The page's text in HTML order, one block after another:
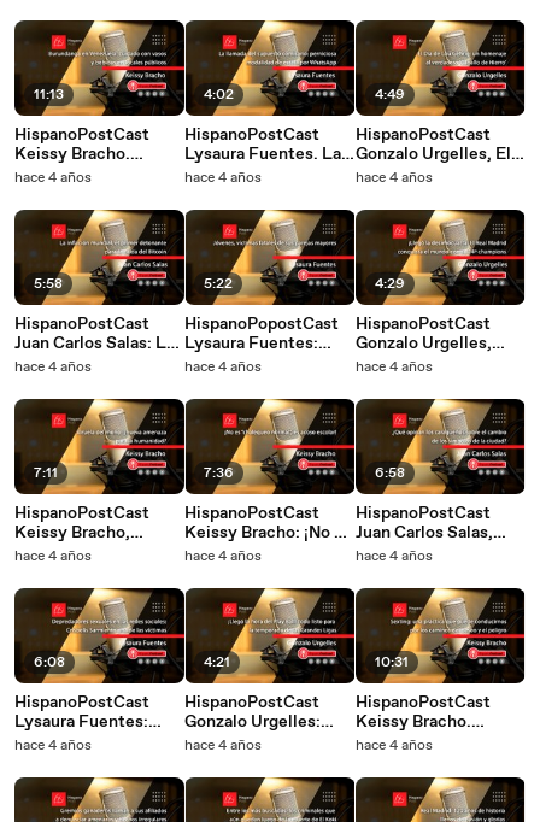
Venezuela
11:13
HispanoPostCast
Keissy Bracho.
Burundanga en
con los vasos y
bebidas el locales
públicos
hace 4 años
5:58
HispanoPostCast
Juan Carlos Salas: La
inflación mundial, el
para la caída del
Bitcoin
hace 4 años
7:11
HispanoPostCast
Keissy Bracho,
Viruela del mono:
la humanidad?
hace 4 años
6:08
HispanoPostCast
Lysaura Fuentes:
Depredadores
sociales: Crisbelis
Sarmiento una de las
hace 4 años
4:02
HispanoPostCast
Lysaura Fuentes. La
llamada del supuesto
modalidad de estafa
por WhatsApp
hace 4 años
5:22
HispanoPopostCast
Lysaura Fuentes:
Jóvenes, víctimas
mayores
hace 4 años
7:36
HispanoPostCast
Keissy Bracho: ¡No es
“chalequeo normal”,
hace 4 años
4:21
HispanoPostCast
Gonzalo Urgelles:
¡Llegó la hora del Play
temporada de las
Grandes Ligas
hace 4 años
debe ser declarada
Zona Económica
Especial
4:49
HispanoPostCast
Gonzalo Urgelles, El
Día de Lou Gehrig: un
verdadero 'Caballo de
Hierro'
hace 4 años
4:29
HispanoPostCast
Gonzalo Urgelles,
¡Llegó la
Real Madrid
conquista el mundo
con su 14º champions
hace 4 años
6:58
HispanoPostCast
Juan Carlos Salas,
¿Qué opinan los
cambio de los
símbolos de la
ciudad?
hace 4 años
10:31
HispanoPostCast
Keissy Bracho.
Sexting: Una práctica
conducirnos por los
caminos del deseo y
hace 4 años